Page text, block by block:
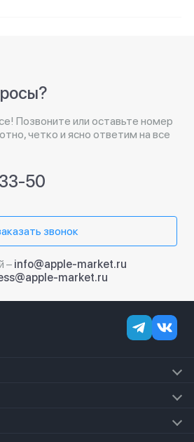
Позвоните или оставьте номер
четко и ясно ответим на все
50
звонок
– info@apple-market.ru
market.ru